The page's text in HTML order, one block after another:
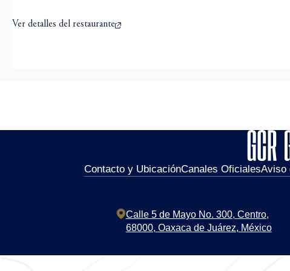
Ver detalles del restaurante
Contacto y UbicaciónCanales OficialesAviso
Calle 5 de Mayo No. 300, Centro,
68000, Oaxaca de Juárez, México